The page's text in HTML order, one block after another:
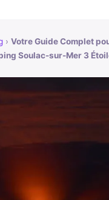
› Votre Guide Complet
Soulac-sur-Mer 3